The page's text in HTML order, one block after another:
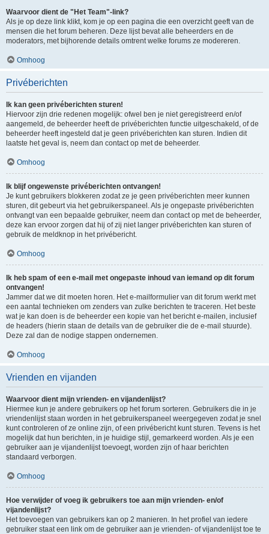
Waarvoor dient de "Het Team"-link?
Als je op deze link klikt, kom je op een pagina die een overzicht geeft van de
mensen die het forum beheren. Deze lijst bevat alle beheerders en de
moderators, met bijhorende details omtrent welke forums ze modereren.
Omhoog
Privéberichten
Ik kan geen privéberichten sturen!
Hiervoor zijn drie redenen mogelijk: ofwel ben je niet geregistreerd en/of
aangemeld, de beheerder heeft de privéberichten functie uitgeschakeld, of de
beheerder heeft ingesteld dat je geen privéberichten kan sturen. Indien dit
laatste het geval is, neem dan contact op met de beheerder.
Omhoog
Ik blijf ongewenste privéberichten ontvangen!
Je kunt gebruikers blokkeren zodat ze je geen privéberichten meer kunnen
sturen, dit gebeurt via het gebruikerspaneel. Als je ongepaste privéberichten
ontvangt van een bepaalde gebruiker, neem dan contact op met de beheerder,
deze kan ervoor zorgen dat hij of zij niet langer privéberichten kan sturen of
gebruik de meldknop in het privébericht.
Omhoog
Ik heb spam of een e-mail met ongepaste inhoud van iemand op dit forum
ontvangen!
Jammer dat we dit moeten horen. Het e-mailformulier van dit forum werkt met
een aantal technieken om zenders van zulke berichten te traceren. Het beste
wat je kan doen is de beheerder een kopie van het bericht e-mailen, inclusief
de headers (hierin staan de details van de gebruiker die de e-mail stuurde).
Deze zal dan de nodige stappen ondernemen.
Omhoog
Vrienden en vijanden
Waarvoor dient mijn vrienden- en vijandenlijst?
Hiermee kun je andere gebruikers op het forum sorteren. Gebruikers die in je
vriendenlijst staan worden in het gebruikerspaneel weergegeven zodat je snel
kunt controleren of ze online zijn, of een privébericht kunt sturen. Tevens is het
mogelijk dat hun berichten, in je huidige stijl, gemarkeerd worden. Als je een
gebruiker aan je vijandenlijst toevoegt, worden zijn of haar berichten
standaard verborgen.
Omhoog
Hoe verwijder of voeg ik gebruikers toe aan mijn vrienden- en/of
vijandenlijst?
Het toevoegen van gebruikers kan op 2 manieren. In het profiel van iedere
gebruiker staat een link om de gebruiker aan je vrienden- of vijandenlijst toe te